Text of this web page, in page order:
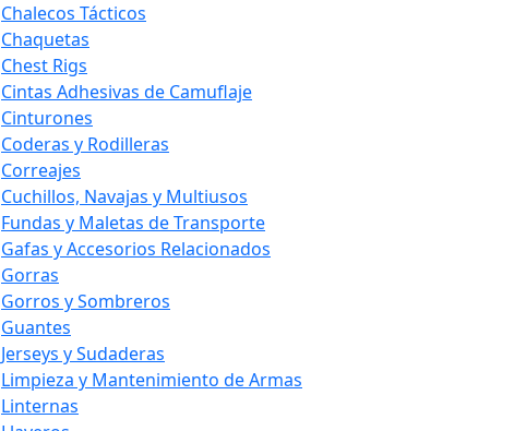
Chalecos Tácticos
Chaquetas
Chest Rigs
Cintas Adhesivas de Camuflaje
Cinturones
Coderas y Rodilleras
Correajes
Cuchillos, Navajas y Multiusos
Fundas y Maletas de Transporte
Gafas y Accesorios Relacionados
Gorras
Gorros y Sombreros
Guantes
Jerseys y Sudaderas
Limpieza y Mantenimiento de Armas
Linternas